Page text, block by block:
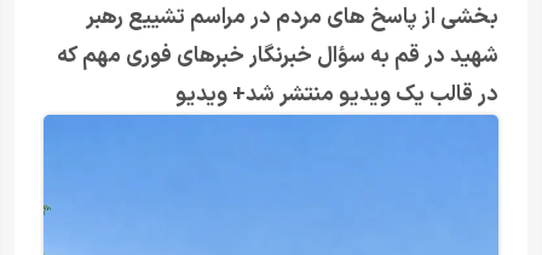
بخشی از پاسخ های مردم در مراسم تشییع رهبر
شهید در قم به سؤال خبرنگار خبرهای فوری مهم که
در قالب یک ویدیو منتشر شد+ ویدیو